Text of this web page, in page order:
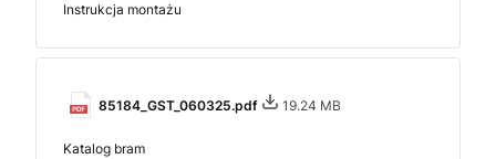
Instrukcja montażu
85184_GST_060325.pdf 19.24 MB
Katalog bram